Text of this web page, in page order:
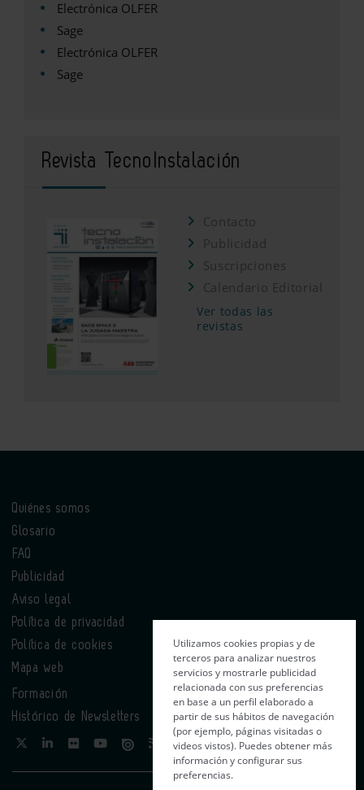
Electrónica OLFER
Sage
Electrónica OLFER
Sage
Revista TecnoInstalación
Contacto
Publicidad
Suscripciones
Calendario Editorial
Ver todas las
revistas
Quiénes somos
Glosario
FAQ
Publicidad
Aviso legal
Política de privacidad
Política de cookies
Mapa web
Formación
Histórico de Newsletters
Utilizamos cookies propias y de
terceros para analizar nuestros
servicios y mostrarle publicidad
relacionada con sus preferencias
en base a un perfil elaborado a
partir de sus hábitos de navegación
(por ejemplo, páginas visitadas o
videos vistos). Puedes obtener más
información y configurar sus
preferencias.